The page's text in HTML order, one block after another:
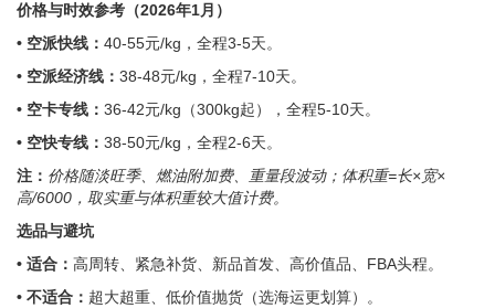
价格与时效参考（2026年1月）
• 空派快线： 40-55元/kg，全程3-5天。
• 空派经济线： 38-48元/kg，全程7-10天。
• 空卡专线： 36-42元/kg（300kg起），全程5-10天。
• 空快专线： 38-50元/kg，全程2-6天。
注： 价格随淡旺季、燃油附加费、重量段波动；体积重=长×宽×
高/6000，取实重与体积重较大值计费。
选品与避坑
• 适合： 高周转、紧急补货、新品首发、高价值品、FBA头程。
• 不适合： 超大超重、低价值抛货（选海运更划算）。